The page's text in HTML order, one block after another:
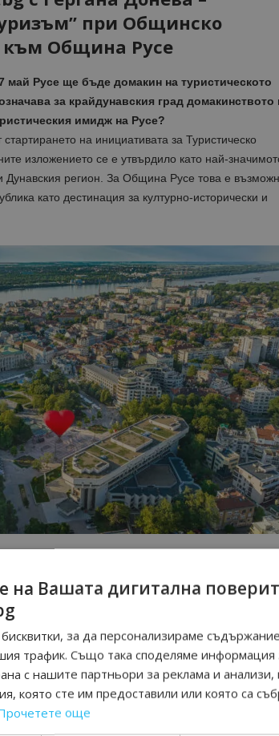
при Общинско
към Община Русе
май Русе ще бъде домакин на туристическото
за крайдунавския град домакинството
имидж на Русе?
на инициативата за Туристическо
изложението се е утвърдило като най-
Дунавския регион. За Община Русе това е
като дестинация за културно-исторически и
в програмата на тазгодишното
Русе традиционно представя и своите
местните традиции и занаяти. Какви
година и какво ще включва програмата?
и вкусове. Решихме да включим Италия, тъй
уикенд туризъм. С подкрепата на Италианския
акцента – спектакъл на Италианско трио
Феррери, който не само ще готви, но и ще
лекция с кулинарна демонстрация, четири
на Вашата дигитална
за да персонализираме
трафик. Също така споделяме информация
с нашите партньори за реклама и
която сте им предоставили или която са
още